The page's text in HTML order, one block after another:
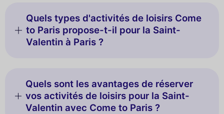
Quels types d'activités de loisirs Come
to Paris propose-t-il pour la Saint-
Valentin à Paris ?
Quels sont les avantages de réserver
vos activités de loisirs pour la Saint-
Valentin avec Come to Paris ?